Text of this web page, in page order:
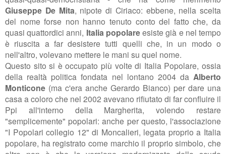
Giuseppe De Mita, nipote di Ciriaco: ebbene, nella scelta
del nome forse non hanno tenuto conto del fatto che, da
quasi quattordici anni, Italia popolareesiste già e nel tempo
è riuscita a far desistere tutti quelli che, in un modo o
nell'altro, volevano mettere le mani su quel nome.
Questo sito si è occupato più volte di Italia Popolare, ossia
della realtà politica fondata nel lontano 2004 da Alberto
Monticone (ma c'era anche Gerardo Bianco) per dare una
casa a coloro che nel 2002 avevano rifiutato di far confluire il
Ppi all'interno della Margherita, volendo restare
"semplicemente" popolari: anche per questo, l'associazione
"I Popolari collegio 12" di Moncalieri, legata proprio a Italia
popolare, ha registrato come marchio il proprio simbolo, che